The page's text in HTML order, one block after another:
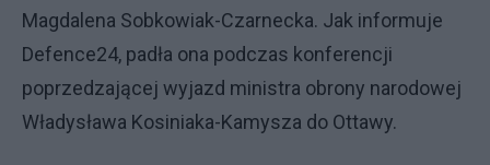
Magdalena Sobkowiak-Czarnecka. Jak informuje
Defence24, padła ona podczas konferencji
poprzedzającej wyjazd ministra obrony narodowej
Władysława Kosiniaka-Kamysza do Ottawy.